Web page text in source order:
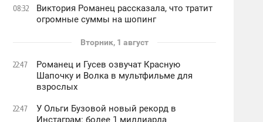
08:32
Виктория Романец рассказала, что тратит
огромные суммы на шопинг
Вторник, 1 август
22:47
Романец и Гусев озвучат Красную
Шапочку и Волка в мультфильме для
взрослых
22:47
У Ольги Бузовой новый рекорд в
Инстаграм: более 1 миллиарда